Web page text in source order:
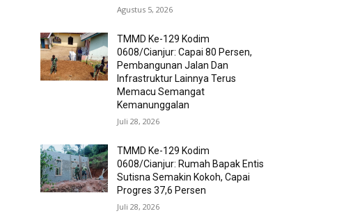
Agustus 5, 2026
TMMD Ke-129 Kodim
0608/Cianjur: Capai 80 Persen,
Pembangunan Jalan Dan
Infrastruktur Lainnya Terus
Memacu Semangat
Kemanunggalan
Juli 28, 2026
TMMD Ke-129 Kodim
0608/Cianjur: Rumah Bapak Entis
Sutisna Semakin Kokoh, Capai
Progres 37,6 Persen
Juli 28, 2026